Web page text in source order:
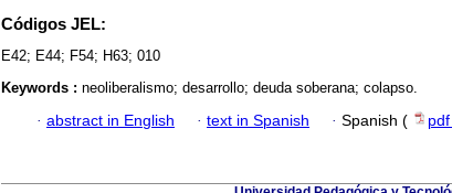
Códigos JEL:
E42; E44; F54; H63; 010
Keywords : neoliberalismo; desarrollo; deuda soberana; colapso.
· abstract in English · text in Spanish · Spanish ( pdf